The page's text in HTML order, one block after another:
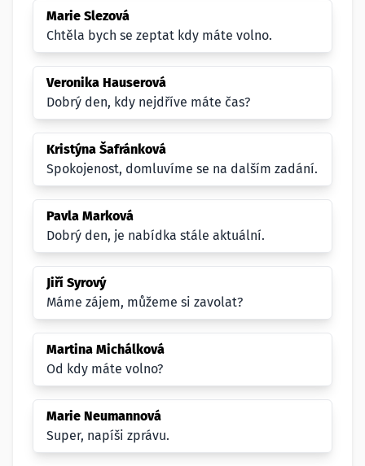
Marie Slezová
Chtěla bych se zeptat kdy máte volno.
Veronika Hauserová
Dobrý den, kdy nejdříve máte čas?
Kristýna Šafránková
Spokojenost, domluvíme se na dalším zadání.
Pavla Marková
Dobrý den, je nabídka stále aktuální.
Jiří Syrový
Máme zájem, můžeme si zavolat?
Martina Michálková
Od kdy máte volno?
Marie Neumannová
Super, napíši zprávu.